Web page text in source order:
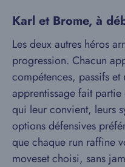
Karl et Brome, à
Les deux autres héros
progression. Chacun
compétences, passifs
apprentissage fait
qui leur convient, leurs
options défensives
que chaque run raffine
moveset choisi, sans